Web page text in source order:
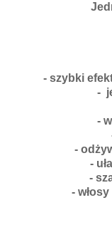
- szybki
-
-
-
-
-
-